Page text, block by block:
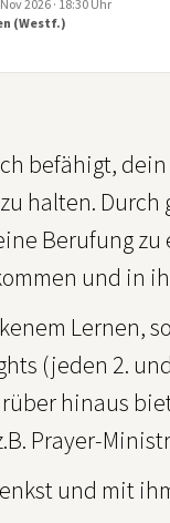
2026 · 18:30 Uhr
(Westf.)
befähigt,
halten.
Berufung
und in
Lernen,
(jeden 2.
hinaus
Prayer-
und mit